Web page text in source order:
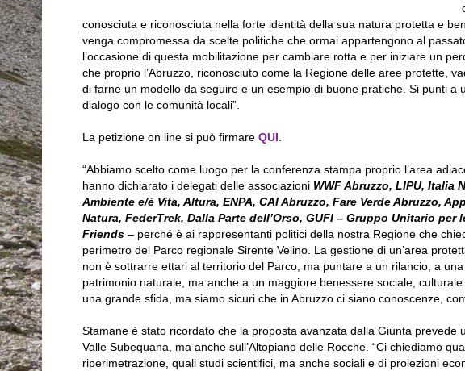
conosciuta e riconosciuta nella forte identità della sua natura protetta e
venga compromessa da scelte politiche che ormai appartengono al
l’occasione di questa mobilitazione per cambiare rotta e per iniziare un
che proprio l’Abruzzo, riconosciuto come la Regione delle aree protette,
di farne un modello da seguire e un esempio di buone pratiche. Si punti
dialogo con le comunità locali”.
La petizione on line si può firmareQUI
“Abbiamo scelto come luogo per la conferenza stampa proprio l’area
hanno dichiarato i delegati delle associazioni WWF Abruzzo, LIPU, Italia
Ambiente e/è Vita, Altura, ENPA, CAI Abruzzo, Fare Verde Abruzzo,
Natura, FederTrek, Dalla Parte dell’Orso, GUFI – Gruppo Unitario
Friends– perché è ai rappresentanti politici della nostra Regione che
perimetro del Parco regionale Sirente Velino. La gestione di un’area
non è sottrarre ettari al territorio del Parco, ma puntare a un rilancio, a
patrimonio naturale, ma anche a un maggiore benessere sociale,
una grande sfida, ma siamo sicuri che in Abruzzo ci siano conoscenze,
Stamane è stato ricordato che la proposta avanzata dalla Giunta
Valle Subequana, ma anche sull’Altopiano delle Rocche. “Ci chiediamo
riperimetrazione, quali studi scientifici, ma anche sociali e di proiezioni